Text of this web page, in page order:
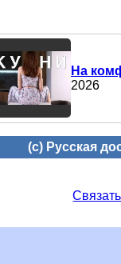
На
2026
(c) Русская